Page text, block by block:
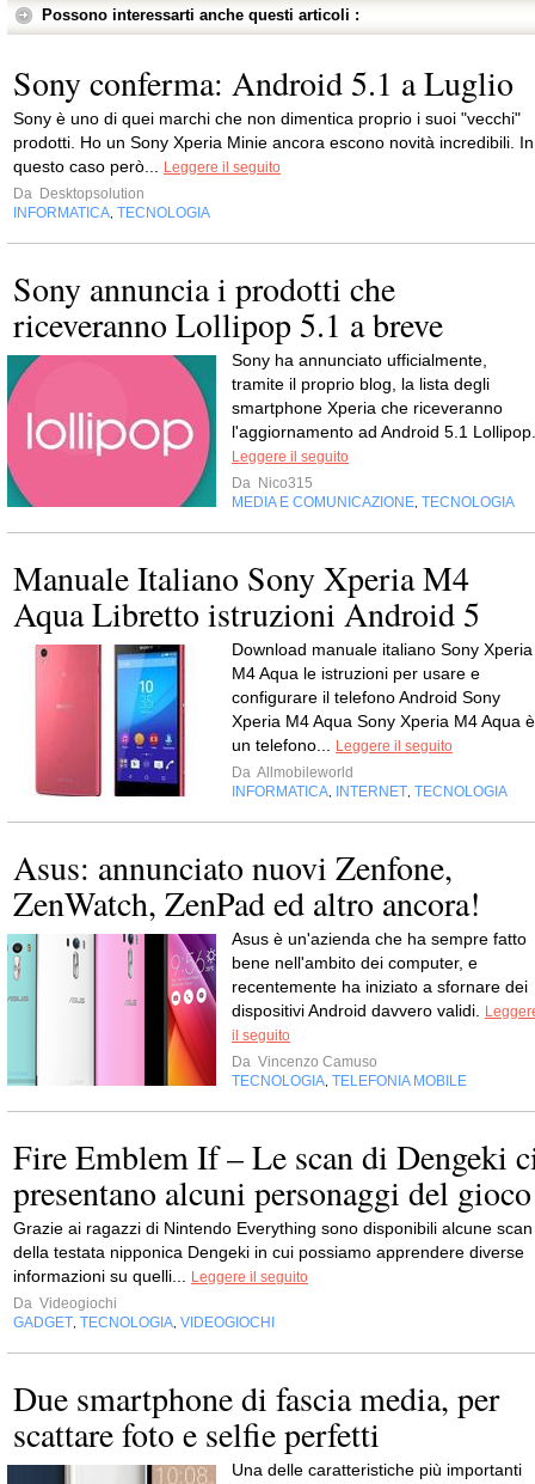
Possono interessarti anche questi articoli :
Sony conferma: Android 5.1 a Luglio
Sony è uno di quei marchi che non dimentica proprio i suoi "vecchi"
prodotti. Ho un Sony Xperia Minie ancora escono novità incredibili. In
questo caso però...
Leggere il seguito
Da Desktopsolution
INFORMATICA TECNOLOGIA
Sony annuncia i prodotti che
riceveranno Lollipop 5.1 a breve
Sony ha annunciato ufficialmente,
tramite il proprio blog, la lista degli
smartphone Xperia che riceveranno
l'aggiornamento ad Android 5.1 Lollipop.
Leggere il seguito
Da Nico315
MEDIA E COMUNICAZIONE TECNOLOGIA
Manuale Italiano Sony Xperia M4
Aqua Libretto istruzioni Android 5
Download manuale italiano Sony Xperia
M4 Aqua le istruzioni per usare e
configurare il telefono Android Sony
Xperia M4 Aqua Sony Xperia M4 Aqua è
un telefono...
Leggere il seguito
Da Allmobileworld
INFORMATICA
INTERNET TECNOLOGIA
Asus: annunciato nuovi Zenfone,
ZenWatch, ZenPad ed altro ancora!
Asus è un'azienda che ha sempre fatto
bene nell'ambito dei computer, e
recentemente ha iniziato a sfornare dei
dispositivi Android davvero validi.
il seguito
Da Vincenzo Camuso
TECNOLOGIA TELEFONIA MOBILE
Fire Emblem If – Le scan di Dengeki
presentano alcuni personaggi del gioco
Grazie ai ragazzi di Nintendo Everything sono disponibili alcune scan
della testata nipponica Dengeki in cui possiamo apprendere diverse
informazioni su quelli...
Leggere il seguito
Da Videogiochi
GADGET TECNOLOGIA VIDEOGIOCHI
Due smartphone di fascia media, per
scattare foto e selfie perfetti
Una delle caratteristiche più importanti